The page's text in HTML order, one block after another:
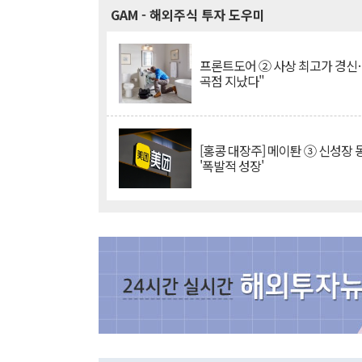
GAM - 해외주식 투자 도우미
프론트도어 ② 사상 최고가 경
곡점 지났다"
[홍콩 대장주] 메이퇀 ③ 신성장
'폭발적 성장'